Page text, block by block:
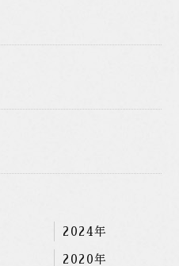
2024年
2020年